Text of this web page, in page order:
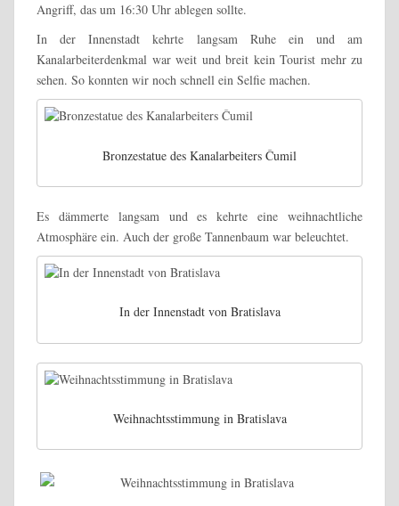
Angriff, das um 16:30 Uhr ablegen sollte.
In der Innenstadt kehrte langsam Ruhe ein und am
Kanalarbeiterdenkmal war weit und breit kein Tourist mehr zu
sehen. So konnten wir noch schnell ein Selfie machen.
Bronzestatue des Kanalarbeiters Čumil
Es dämmerte langsam und es kehrte eine weihnachtliche
Atmosphäre ein. Auch der große Tannenbaum war beleuchtet.
In der Innenstadt von Bratislava
Weihnachtsstimmung in Bratislava